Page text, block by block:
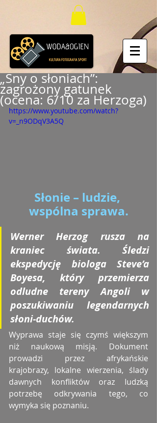
„Sny o słoniach”:
zagrożony gatunek
(ocena: 6/10 za Herzoga)
https://www.youtube.com/watch?
v=_n9ODqV3A5Q
Słonie – ludzie,
wspólna sprawa.
Werner Herzog rusza na
kraniec świata. Śledzi
ekspedycję biologa Steve’a
Boyesa, który przemierza
odludne tereny Angoli w
poszukiwaniu legendarnych
słoni-duchów.
Wyprawa staje się czymś większym
niż naukową misją. Dokument
prowadzi przez afrykańskie
krajobrazy, lokalne wierzenia, ślady
dawnych konfliktów oraz ludzką
potrzebę odkrywania tego, co
wymyka się poznaniu.